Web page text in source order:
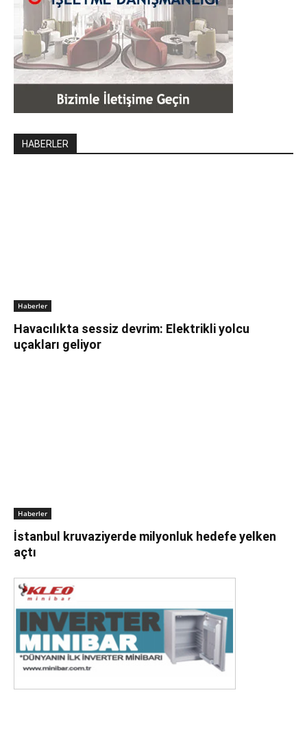
HABERLER
Haberler
Havacılıkta sessiz devrim: Elektrikli yolcu
uçakları geliyor
Haberler
İstanbul kruvaziyerde milyonluk hedefe yelken
açtı